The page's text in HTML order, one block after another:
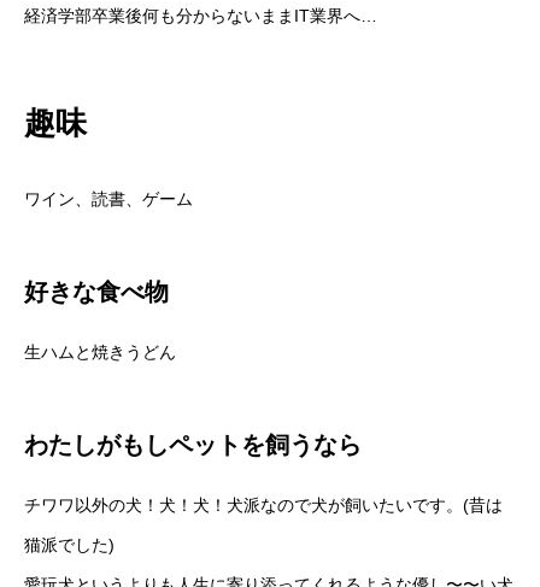
経済学部卒業後何も分からないままIT業界へ…
趣味
ワイン、読書、ゲーム
好きな食べ物
生ハムと焼きうどん
わたしがもしペットを飼うなら
チワワ以外の犬！犬！犬！犬派なので犬が飼いたいです。(昔は
猫派でした)